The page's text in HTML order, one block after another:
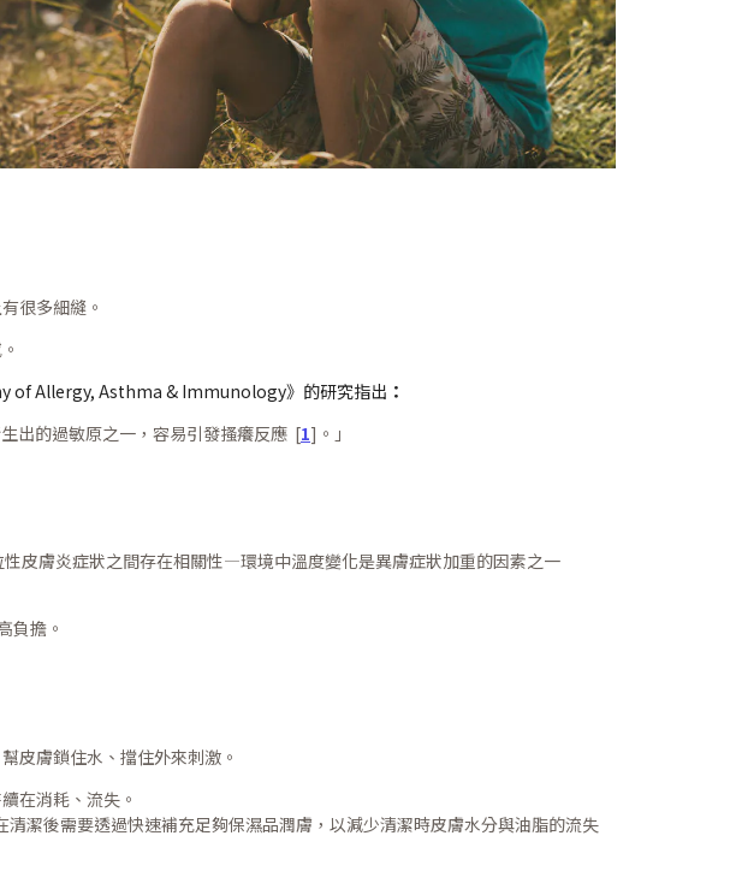
很多細縫。
of Allergy, Asthma & Immunology》的研究指出 ：
出的過敏原之一，容易引發搔癢反應 [1]。」
性皮膚炎症狀之間存在相關性—環境中溫度變化是異膚症狀加重的因素之一
負擔。
皮膚鎖住水、擋住外來刺激。
在消耗、流失。
清潔後需要透過快速補充足夠保濕品潤膚，以減少清潔時皮膚水分與油脂的流失